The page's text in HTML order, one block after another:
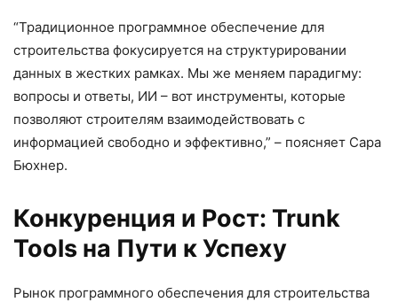
“Традиционное программное обеспечение для
строительства фокусируется на структурировании
данных в жестких рамках. Мы же меняем парадигму:
вопросы и ответы, ИИ – вот инструменты, которые
позволяют строителям взаимодействовать с
информацией свободно и эффективно,” – поясняет Сара
Бюхнер.
Конкуренция и Рост: Trunk
Tools на Пути к Успеху
Рынок программного обеспечения для строительства